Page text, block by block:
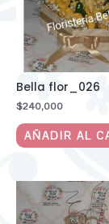
Bella flor_026
$240,000
AÑADIR AL